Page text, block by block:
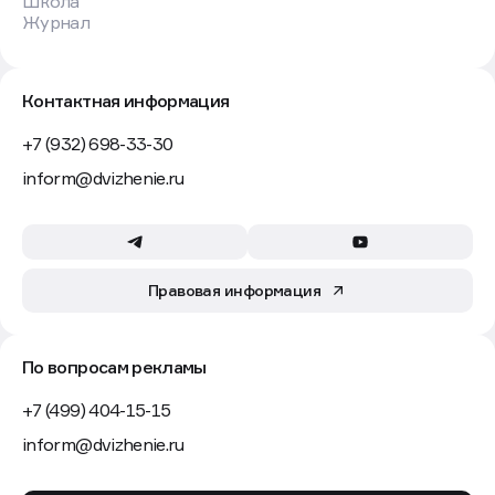
Журнал
Контактная информация
+7 (932) 698-33-30
inform@dvizhenie.ru
Правовая информация
По вопросам рекламы
+7 (499) 404-15-15
inform@dvizhenie.ru